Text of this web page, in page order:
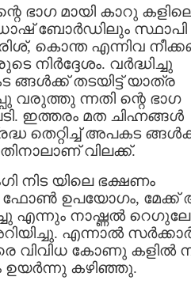
ഭാഗ മായി കാറു
ഡാഷ്‌ ബോര്‍ഡിലും സ്ഥാപി
കൊന്ത എന്നിവ
വര്‍ദ്ധിച്ചു
തടയിട്ട് യാത്ര
വരുത്തു ന്നതി ന്റെ ഭാഗ
ഇത്തരം മത ചിഹ്നങ്ങള്‍
തെറ്റിച്ച് അപകട
വിലക്ക്.
നിട യിലെ ഭക്ഷണം
ഉപയോഗം, മേക്ക്
എന്നും നാഷ്ണല്‍
എന്നാല്‍
വിവിധ കോണു കളില്‍
ഉയര്‍ന്നു കഴിഞ്ഞു.